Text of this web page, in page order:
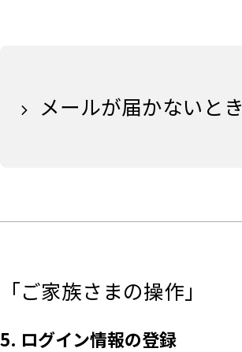
メールが届かないと
「ご家族さまの操作」
5. ログイン情報の登録